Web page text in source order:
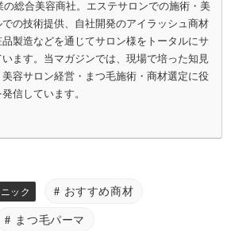
の総合美容商社。エステサロンでの施術・美
の技術提供、自社開発のアイラッシュ商材
製造などを通じてサロン様をトータルにサ
ます。当マガジンでは、現場で培った知見
美容サロン経営・まつ毛施術・商材選定に役
信しています。
ック おすすめ商材
まつ毛パーマ